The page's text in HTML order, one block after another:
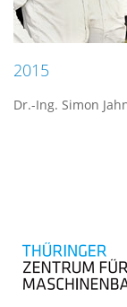
2015
Dr.-Ing. Simon